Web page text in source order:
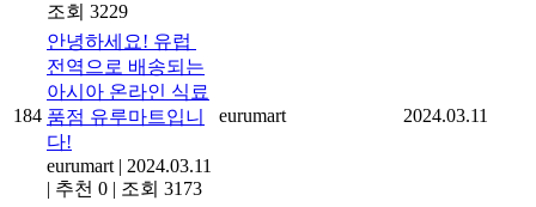
조회 3229
184
안녕하세요! 유럽 ​​
전역으로 배송되는
아시아 온라인 식료
품점 유루마트입니
다!
eurumart | 2024.03.11
| 추천 0 | 조회 3173
eurumart 2024.03.11